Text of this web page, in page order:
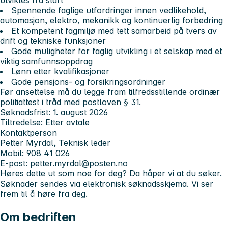
Spennende faglige utfordringer innen vedlikehold,
automasjon, elektro, mekanikk og kontinuerlig forbedring
Et kompetent fagmiljø med tett samarbeid på tvers av
drift og tekniske funksjoner
Gode muligheter for faglig utvikling i et selskap med et
viktig samfunnsoppdrag
Lønn etter kvalifikasjoner
Gode pensjons- og forsikringsordninger
Før ansettelse må du legge fram tilfredsstillende ordinær
politiattest i tråd med postloven § 31.
Søknadsfrist: 1. august 2026
Tiltredelse: Etter avtale
Kontaktperson
Petter Myrdal, Teknisk leder
Mobil: 908 41 026
E-post: petter.myrdal@posten.no
Høres dette ut som noe for deg? Da håper vi at du søker.
Søknader sendes via elektronisk søknadsskjema. Vi ser
frem til å høre fra deg.
Om bedriften